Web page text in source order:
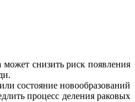
снизить риск появления
состояние новообразований
процесс деления раковых